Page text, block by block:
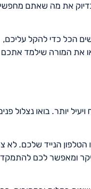
בדיוק את מה שאתם
הכל כדי להקל עליכם,
את המורה שילמד אתכם
יותר. בואו נצלול
הנייד שלכם. לא
יקר ומאפשר לכם להתמקד